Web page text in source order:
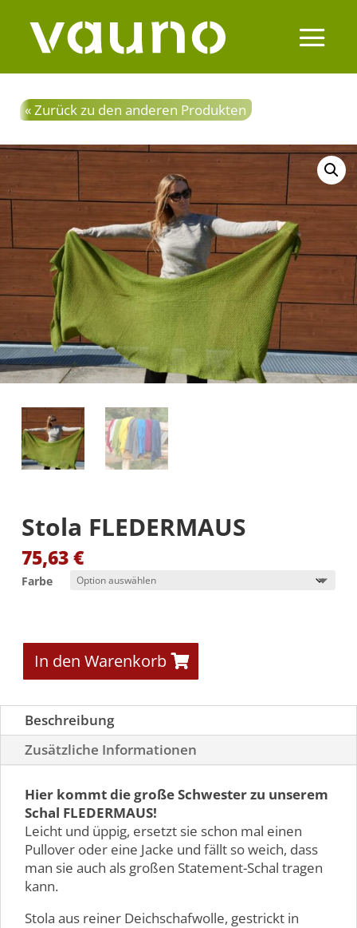
« Zurück zu den anderen Produkten
Stola FLEDERMAUS
75,63€
Farbe
In den Warenkorb
Beschreibung
Zusätzliche Informationen
Hier kommt die große Schwester zu unserem
Schal FLEDERMAUS!
Leicht und üppig, ersetzt sie schon mal einen
Pullover oder eine Jacke und fällt so weich, dass
man sie auch als großen Statement-Schal tragen
kann.
Stola aus reiner Deichschafwolle, gestrickt in